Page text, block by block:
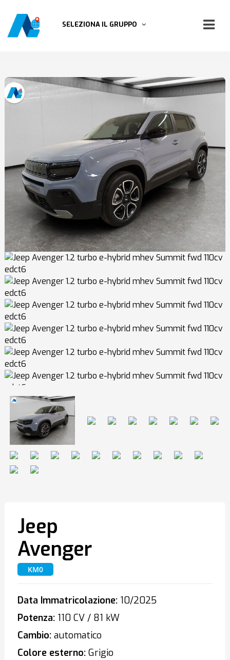
SELEZIONA IL GRUPPO
Jeep
Avenger
KM0
Data Immatricolazione:10/2025
Potenza:110 CV / 81 kW
Cambio:automatico
Colore esterno:Grigio